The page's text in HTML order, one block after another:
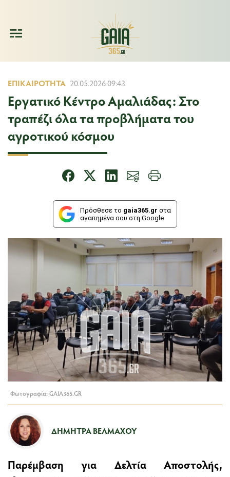
ΕΠΙΚΑΙΡΌΤΗΤΑ 20.05.2026 09:43
Εργατικό Κέντρο Αμαλιάδας: Στο
τραπέζι όλα τα προβλήματα του
αγροτικού κόσμου
Πρόσθεσε το gaia365.gr στα
αγαπημένα σου στη Google
Φωτογραφία: GAIA365.GR
ΔΉΜΗΤΡΑ ΒΈΛΜΑΧΟΥ
Παρέμβαση για Δελτία Αποστολής,